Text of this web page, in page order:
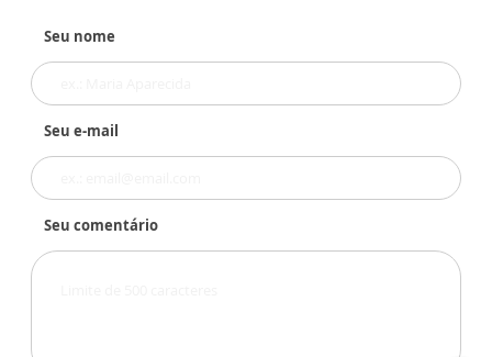
Seu nome
Seu e-mail
Seu comentário